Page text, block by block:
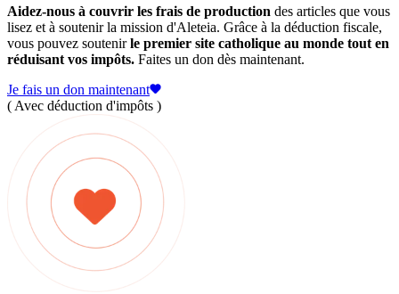
Aidez-nous à couvrir les frais de production des articles que vous
lisez et à soutenir la mission d'Aleteia. Grâce à la déduction fiscale,
vous pouvez soutenirle premier site catholique au monde tout en
réduisant vos impôts. Faites un don dès maintenant.
Je fais un don maintenant
( Avec déduction d'impôts )